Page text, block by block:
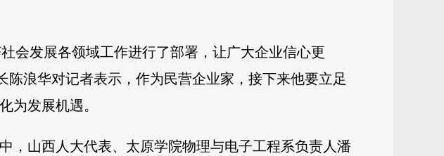
会发展各领域工作进行了部署，让广大企业信心更
浪华对记者表示，作为民营企业家，接下来他要立足
为发展机遇。
，山西人大代表、太原学院物理与电子工程系负责人潘